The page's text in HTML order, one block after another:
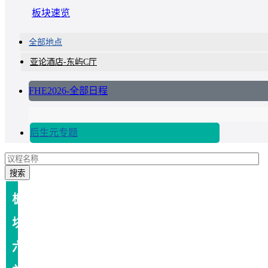
板块速览
全部地点
亚论酒店-东屿C厅
FHE2026-全部日程
后生元专题
搜索
板
块
六：